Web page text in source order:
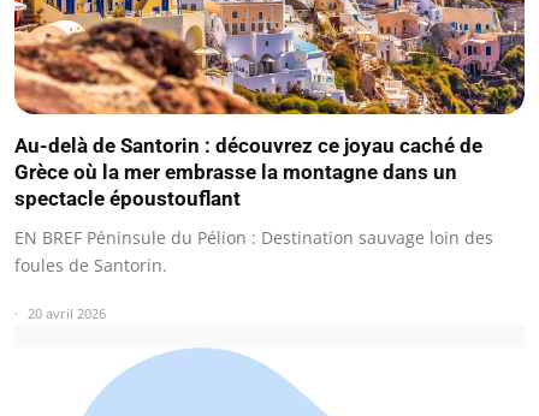
Au-delà de Santorin : découvrez ce joyau caché de
Grèce où la mer embrasse la montagne dans un
spectacle époustouflant
EN BREF Péninsule du Pélion : Destination sauvage loin des
foules de Santorin.
20 avril 2026